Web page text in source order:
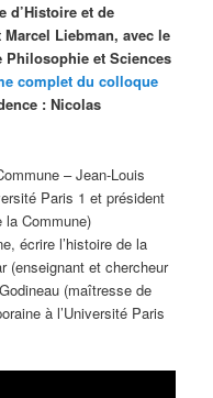
d’Histoire et de
Liebman, avec le
Philosophie et Sciences
complet du colloque
: Nicolas
– Jean-Louis
Paris 1 et président
la Commune)
écrire l’histoire de la
(enseignant et chercheur
(maîtresse de
à l’Université Paris